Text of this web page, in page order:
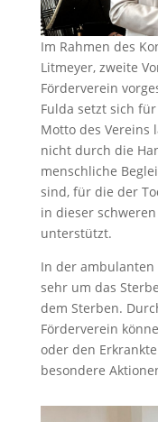
Im Rahmen des
Litmeyer, zweite
Förderverein
Fulda setzt sich
Motto des Vereins
nicht durch die
menschliche
sind, für die der
in dieser
unterstützt.
In der
sehr um das
dem Sterben.
Förderverein
oder den
besondere